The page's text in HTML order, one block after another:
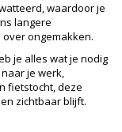
waardoor je
langere
ongemakken.
je alles wat je nodig
je werk,
fietstocht, deze
zichtbaar blijft.